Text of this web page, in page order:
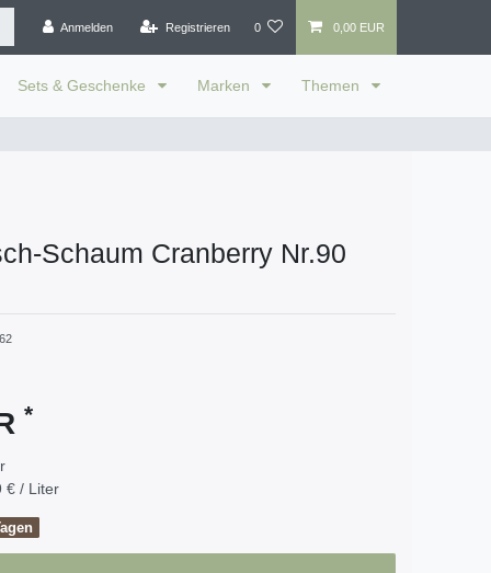
Anmelden Registrieren 0 0,00 EUR
Sets & Geschenke Marken Themen
Schaum Cranberry Nr.90
*
€ / Liter